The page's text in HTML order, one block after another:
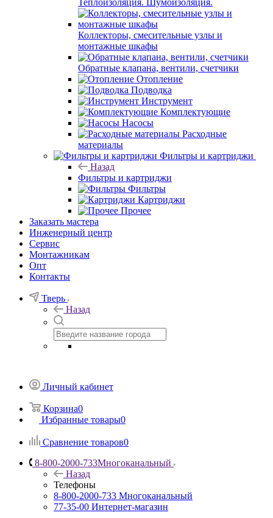
Теплоизоляция. Шумоизоляция.
Коллекторы, смесительные узлы и
монтажные шкафы
Обратные клапана, вентили, счетчики
Отопление
Подводка
Инструмент
Комплектующие
Насосы
Расходные
материалы
Фильтры и картриджи
Назад
Фильтры и картриджи
Фильтры
Картриджи
Прочее
Заказать мастера
Инженерный центр
Сервис
Монтажникам
Опт
Контакты
Тверь
Назад
Личный кабинет
Корзина0
Избранные товары0
Сравнение товаров0
8-800-2000-733Многоканальный
Назад
Телефоны
8-800-2000-733 Многоканальный
77-35-00 Интернет-магазин